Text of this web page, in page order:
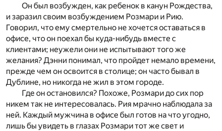
Он был возбужден, как ребенок в канун Рождества,
и заразил своим возбуждением Розмари и Рию.
Говорил, что ему смертельно не хочется оставаться в
офисе, что он поехал бы куда-нибудь вместе с
клиентами; неужели они не испытывают того же
желания? Дэнни понимал, что пройдет немало времени,
прежде чем он освоится в столице; он часто бывал в
Дублине, но никогда не жил в этом городе.
Где он остановился? Похоже, Розмари до сих пор
никем так не интересовалась. Рия мрачно наблюдала за
ней. Каждый мужчина в офисе был готов на что угодно,
лишь бы увидеть в глазах Розмари тот же свет и